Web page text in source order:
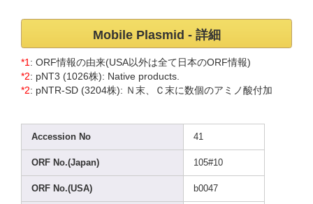
Mobil e Plasmid - 詳細
*1 : ORF情報の由来(USA以外は全て日本のORF情報)
*2: pNT3 (1026株): Native products.
*2: pNTR-SD (3204株): Ｎ末、Ｃ末に数個のアミノ酸付加
Accession No 41
ORF No.(Japan) 105#10
ORF No.(USA) b0047